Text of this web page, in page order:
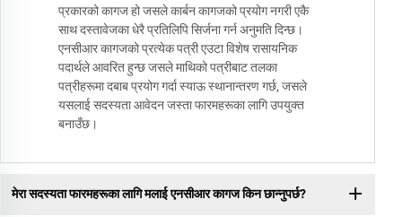
प्रकारको कागज हो जसले कार्बन कागजको प्रयोग नगरी एकै
साथ दस्तावेजका धेरै प्रतिलिपि सिर्जना गर्न अनुमति दिन्छ।
एनसीआर कागजको प्रत्येक पत्री एउटा विशेष रासायनिक
पदार्थले आवरित हुन्छ जसले माथिको पत्रीबाट तलका
पत्रीहरूमा दबाब प्रयोग गर्दा स्याऊ स्थानान्तरण गर्छ, जसले
यसलाई सदस्यता आवेदन जस्ता फारमहरूका लागि उपयुक्त
बनाउँछ।
मेरा सदस्यता फारमहरूका लागि मलाई एनसीआर कागज किन छान्नुपर्छ?